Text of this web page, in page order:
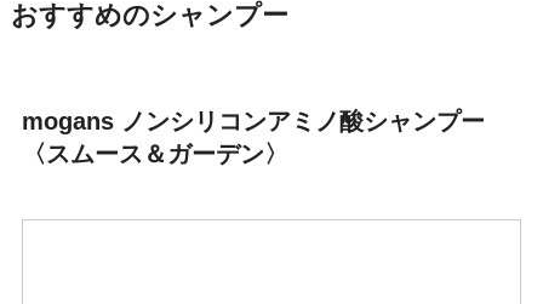
おすすめのシャンプー
mogans ノンシリコンアミノ酸シャンプー
〈スムース＆ガーデン〉